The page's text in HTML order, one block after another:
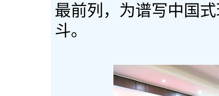
最前列，为谱写中国
斗。